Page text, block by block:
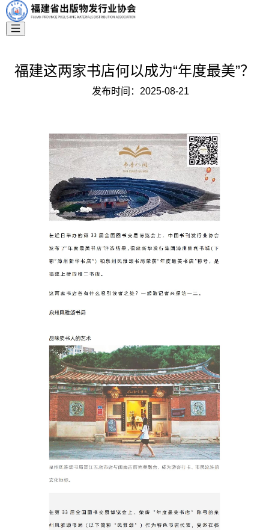
福建这两家书店何以成为“年度最美”？
发布时间： 2025-08-21